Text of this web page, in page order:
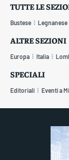
TUTTE LE
Bustese Legnanese
ALTRE SEZIONI
Europa Italia
SPECIALI
Editoriali Eventi a